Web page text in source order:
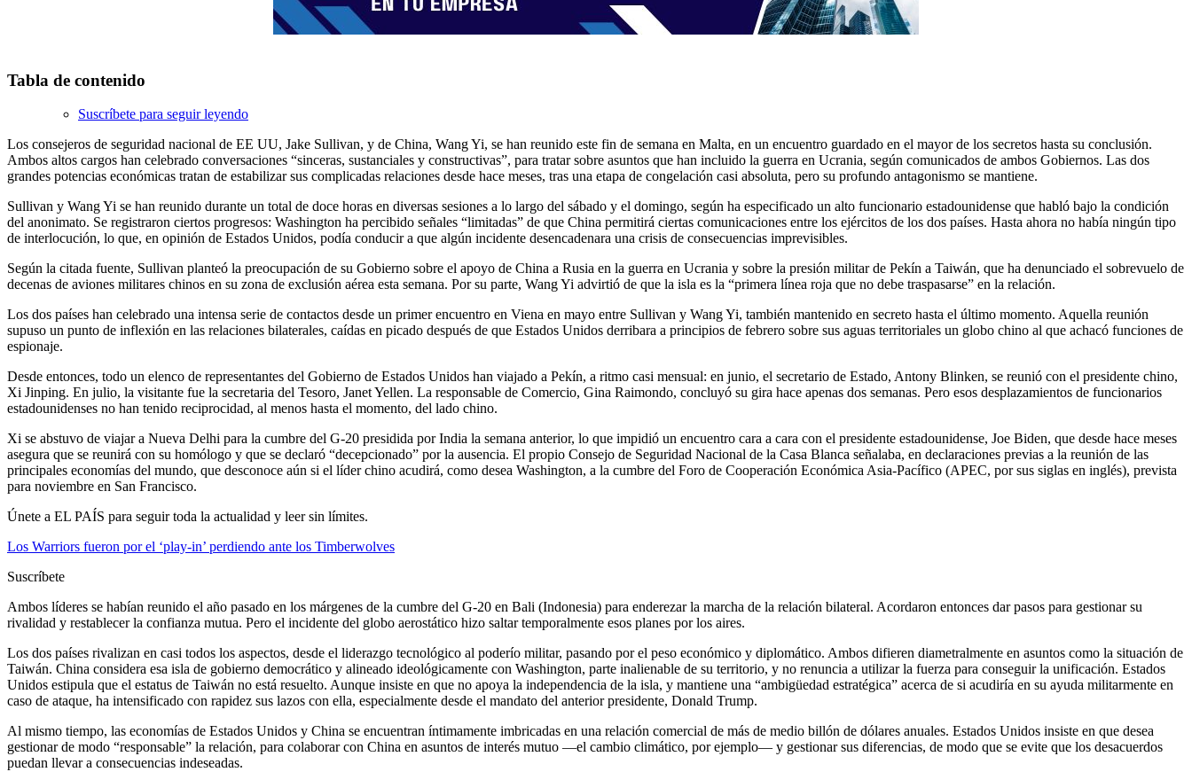
Tabla de contenido
Suscríbete para seguir leyendo
Los consejeros de seguridad nacional de EE UU, Jake Sullivan, y de China, Wang Yi, se han reunido este fin de semana en Malta, en un encuentro guardado en el mayor de los secretos hasta su conclusión.
Ambos altos cargos han celebrado conversaciones “sinceras, sustanciales y constructivas”, para tratar sobre asuntos que han incluido la guerra en Ucrania, según comunicados de ambos Gobiernos. Las dos
grandes potencias económicas tratan de estabilizar sus complicadas relaciones desde hace meses, tras una etapa de congelación casi absoluta, pero su profundo antagonismo se mantiene.
Sullivan y Wang Yi se han reunido durante un total de doce horas en diversas sesiones a lo largo del sábado y el domingo, según ha especificado un alto funcionario estadounidense que habló bajo la condición
del anonimato. Se registraron ciertos progresos: Washington ha percibido señales “limitadas” de que China permitirá ciertas comunicaciones entre los ejércitos de los dos países. Hasta ahora no había ningún tipo
de interlocución, lo que, en opinión de Estados Unidos, podía conducir a que algún incidente desencadenara una crisis de consecuencias imprevisibles.
Según la citada fuente, Sullivan planteó la preocupación de su Gobierno sobre el apoyo de China a Rusia en la guerra en Ucrania y sobre la presión militar de Pekín a Taiwán, que ha denunciado el sobrevuelo de
decenas de aviones militares chinos en su zona de exclusión aérea esta semana. Por su parte, Wang Yi advirtió de que la isla es la “primera línea roja que no debe traspasarse” en la relación.
Los dos países han celebrado una intensa serie de contactos desde un primer encuentro en Viena en mayo entre Sullivan y Wang Yi, también mantenido en secreto hasta el último momento. Aquella reunión
supuso un punto de inflexión en las relaciones bilaterales, caídas en picado después de que Estados Unidos derribara a principios de febrero sobre sus aguas territoriales un globo chino al que achacó funciones de
espionaje.
Desde entonces, todo un elenco de representantes del Gobierno de Estados Unidos han viajado a Pekín, a ritmo casi mensual: en junio, el secretario de Estado, Antony Blinken, se reunió con el presidente chino,
Xi Jinping. En julio, la visitante fue la secretaria del Tesoro, Janet Yellen. La responsable de Comercio, Gina Raimondo, concluyó su gira hace apenas dos semanas. Pero esos desplazamientos de funcionarios
estadounidenses no han tenido reciprocidad, al menos hasta el momento, del lado chino.
Xi se abstuvo de viajar a Nueva Delhi para la cumbre del G-20 presidida por India la semana anterior, lo que impidió un encuentro cara a cara con el presidente estadounidense, Joe Biden, que desde hace meses
asegura que se reunirá con su homólogo y que se declaró “decepcionado” por la ausencia. El propio Consejo de Seguridad Nacional de la Casa Blanca señalaba, en declaraciones previas a la reunión de las
principales economías del mundo, que desconoce aún si el líder chino acudirá, como desea Washington, a la cumbre del Foro de Cooperación Económica Asia-Pacífico (APEC, por sus siglas en inglés), prevista
para noviembre en San Francisco.
Únete a EL PAÍS para seguir toda la actualidad y leer sin límites.
Los Warriors fueron por el ‘play-in’ perdiendo ante los Timberwolves
Suscríbete
Ambos líderes se habían reunido el año pasado en los márgenes de la cumbre del G-20 en Bali (Indonesia) para enderezar la marcha de la relación bilateral. Acordaron entonces dar pasos para gestionar su
rivalidad y restablecer la confianza mutua. Pero el incidente del globo aerostático hizo saltar temporalmente esos planes por los aires.
Los dos países rivalizan en casi todos los aspectos, desde el liderazgo tecnológico al poderío militar, pasando por el peso económico y diplomático. Ambos difieren diametralmente en asuntos como la situación de
Taiwán. China considera esa isla de gobierno democrático y alineado ideológicamente con Washington, parte inalienable de su territorio, y no renuncia a utilizar la fuerza para conseguir la unificación. Estados
Unidos estipula que el estatus de Taiwán no está resuelto. Aunque insiste en que no apoya la independencia de la isla, y mantiene una “ambigüedad estratégica” acerca de si acudiría en su ayuda militarmente en
caso de ataque, ha intensificado con rapidez sus lazos con ella, especialmente desde el mandato del anterior presidente, Donald Trump.
Al mismo tiempo, las economías de Estados Unidos y China se encuentran íntimamente imbricadas en una relación comercial de más de medio billón de dólares anuales. Estados Unidos insiste en que desea
gestionar de modo “responsable” la relación, para colaborar con China en asuntos de interés mutuo —el cambio climático, por ejemplo— y gestionar sus diferencias, de modo que se evite que los desacuerdos
puedan llevar a consecuencias indeseadas.